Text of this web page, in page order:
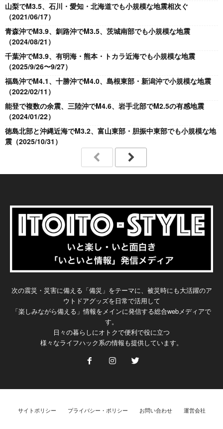
山梨でM3.5、石川・愛知・北海道でも小規模な地震相次ぐ
（2021/06/17）
青森沖でM3.9、釧路沖でM3.5、茨城南部でも小規模な地震
（2024/08/21）
千葉沖でM3.9、有明海・熊本・トカラ近海でも小規模な地震
（2025/9/26〜9/27）
福島沖でM4.1、十勝沖でM4.0、島根東部・新潟沖で小規模な地震
（2022/02/11）
能登で複数の余震、三陸沖でM4.6、岩手北部でM2.5の有感地震
（2024/01/22）
徳島北部と沖縄近海でM3.2、富山東部・胆振中東部でも小規模な地
震（2025/10/31）
次の震災・災害に備える「備災」をテーマに、被災時にも大活躍のア
ウトドアグッズを日常で活用して
「楽しみながら備える」情報をメインに発信する総合webメディアで
す。
日々の暮らしにオトクで便利で役に立つ
様々なライフハック系の情報も提供しています。
サイトポリシー プライバシー・ポリシー お問い合わせ 運営会社